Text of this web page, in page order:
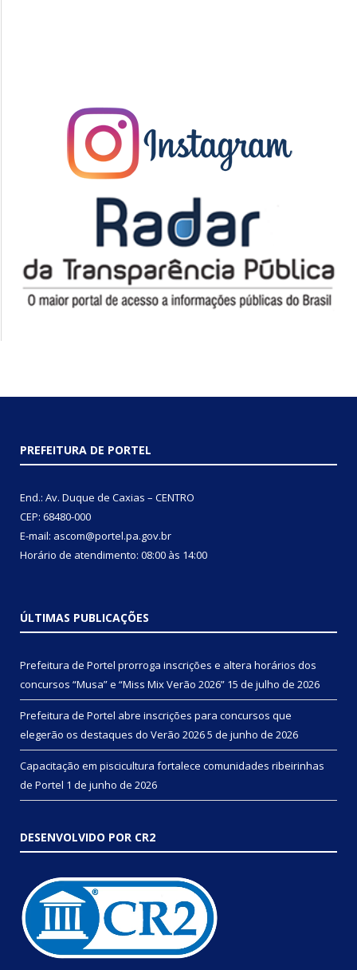
PREFEITURA DE PORTEL
End.: Av. Duque de Caxias – CENTRO
CEP: 68480-000
E-mail: ascom@portel.pa.gov.br
Horário de atendimento: 08:00 às 14:00
ÚLTIMAS PUBLICAÇÕES
Prefeitura de Portel prorroga inscrições e altera horários dos
concursos “Musa” e “Miss Mix Verão 2026” 15 de julho de 2026
Prefeitura de Portel abre inscrições para concursos que
elegerão os destaques do Verão 20265 de junho de 2026
Capacitação em piscicultura fortalece comunidades ribeirinhas
de Portel 1 de junho de 2026
DESENVOLVIDO POR CR2